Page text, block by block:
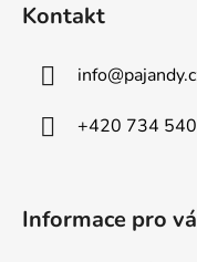
Kontakt
info@
+420 734
Informace pro